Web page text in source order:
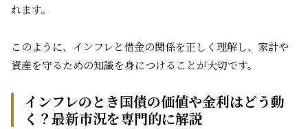
れます。
このように、インフレと借金の関係を正しく理解し、家計や
資産を守るための知識を身につけることが大切です。
インフレのとき国債の価値や金利はどう動
く？最新市況を専門的に解説